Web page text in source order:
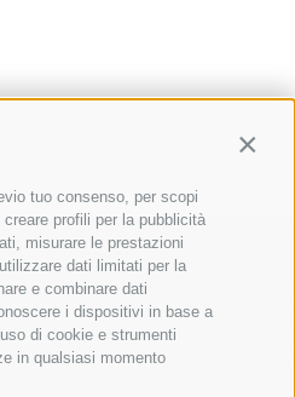
tuo consenso, per scopi
profili per la pubblicità
misurare le prestazioni
dati limitati per la
e combinare dati
i dispositivi in base a
di cookie e strumenti
in qualsiasi momento